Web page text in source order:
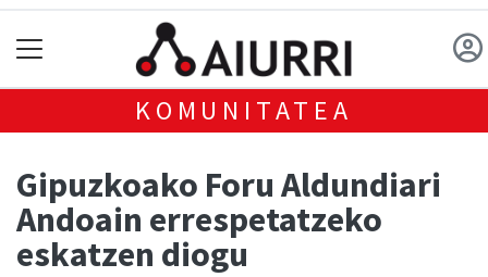
KOMUNITATEA
Gipuzkoako Foru Aldundiari
Andoain errespetatzeko
eskatzen diogu